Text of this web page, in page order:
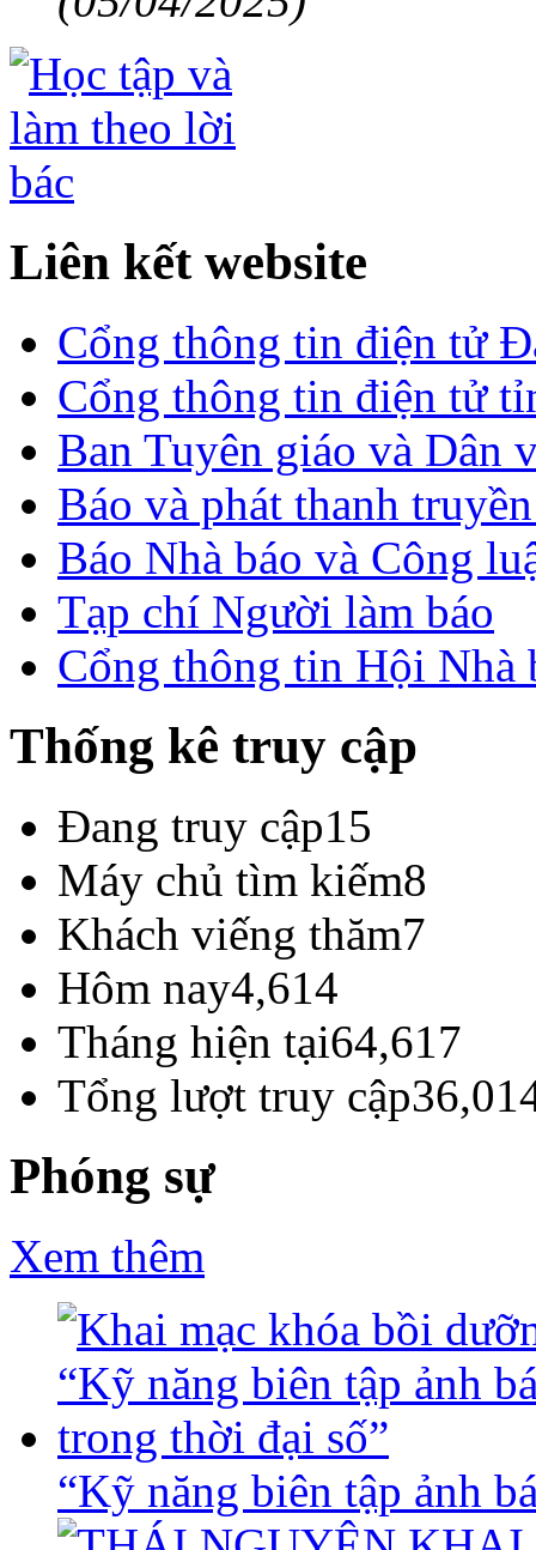
Liên kết website
Cổng thông tin điện tử
Cổng thông tin điện tử
Ban Tuyên giáo và Dân
Báo và phát thanh
Báo Nhà báo và Công
Tạp chí Người làm báo
Cổng thông tin Hội Nhà
Thống kê truy cập
Đang truy cập15
Máy chủ tìm kiếm8
Khách viếng thăm7
Hôm nay4,614
Tháng hiện tại64,617
Tổng lượt truy cập
Phóng sự
Xem thêm
“Kỹ năng biên tập ảnh